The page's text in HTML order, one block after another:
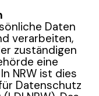
Daten
verarbeiten,
zuständigen
eine
NRW ist dies
Datenschutz